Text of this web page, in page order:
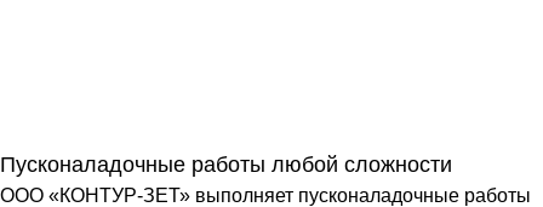
Пусконаладочные работы любой сложности
ООО «КОНТУР-ЗЕТ» выполняет пусконаладочные работы